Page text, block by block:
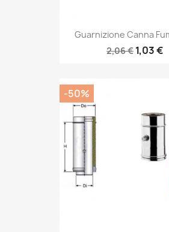
Guarnizione Canna
2,06 € 1,03 €
-50%